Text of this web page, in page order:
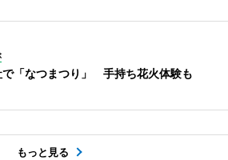
で「なつまつり」 手持ち花火体験も
もっと見る